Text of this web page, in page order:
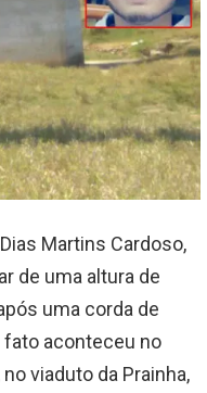
Martins Cardoso,
de uma altura de
uma corda de
fato aconteceu no
viaduto da Prainha,